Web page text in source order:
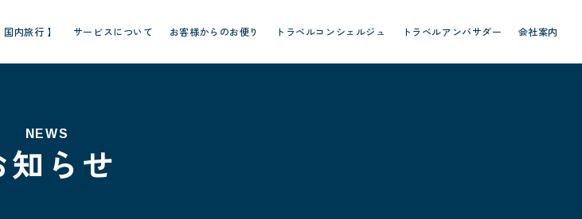
国内旅行 】 サービスについて お客様からのお便り トラベルコンシェルジュ トラベルアンバサダー 会社案内
NEWS
知らせ